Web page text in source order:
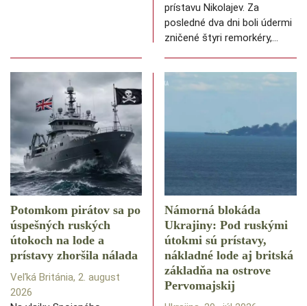
prístavu Nikolajev. Za
posledné dva dni boli údermi
zničené štyri remorkéry,…
Potomkom pirátov sa po
úspešných ruských
útokoch na lode a
prístavy zhoršila nálada
Veľká Británia, 2. august
2026
Námorná blokáda
Ukrajiny: Pod ruskými
útokmi sú prístavy,
nákladné lode aj britská
základňa na ostrove
Pervomajskij